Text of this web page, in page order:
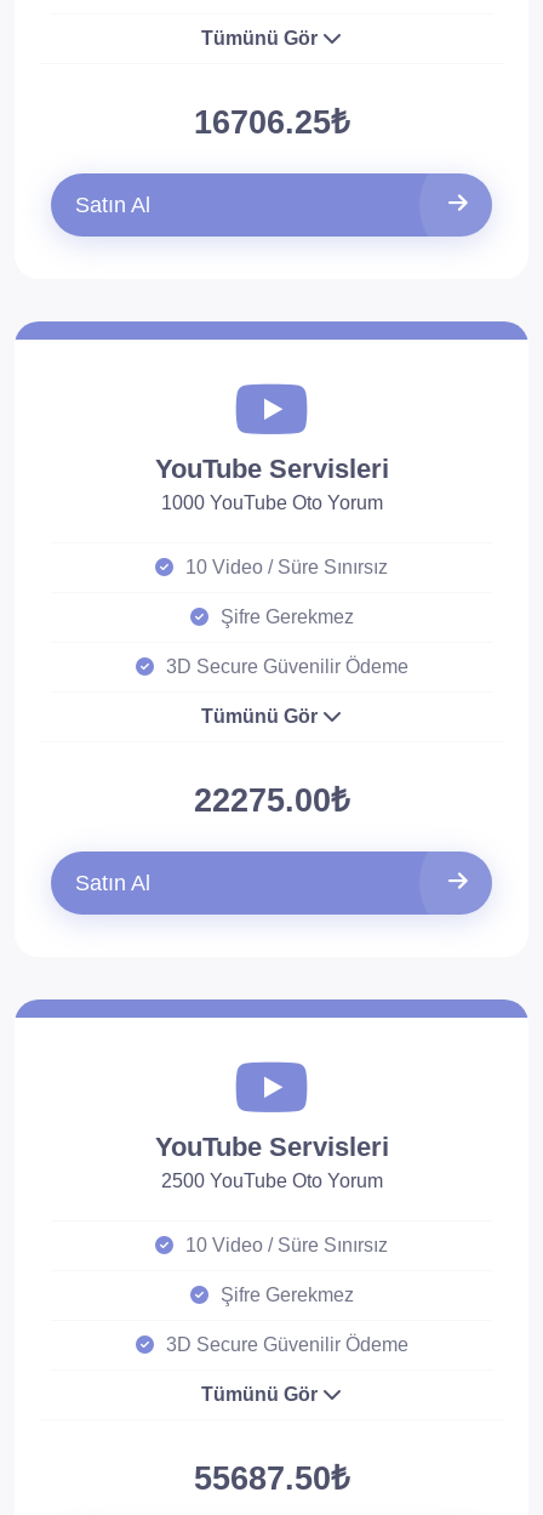
Tümünü Gör
16706.25₺
Satın Al
YouTube Servisleri
1000 YouTube Oto Yorum
10 Video / Süre Sınırsız
Şifre Gerekmez
3D Secure Güvenilir Ödeme
Tümünü Gör
22275.00₺
Satın Al
YouTube Servisleri
2500 YouTube Oto Yorum
10 Video / Süre Sınırsız
Şifre Gerekmez
3D Secure Güvenilir Ödeme
Tümünü Gör
55687.50₺